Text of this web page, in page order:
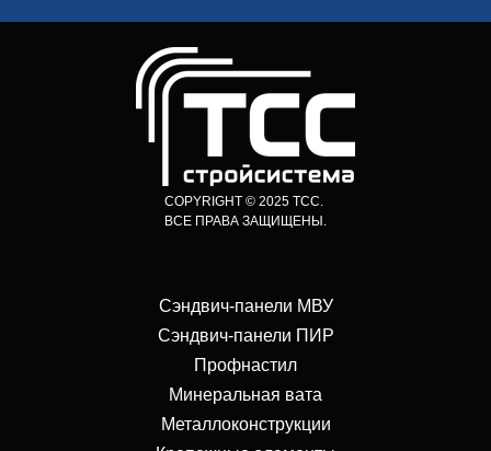
COPYRIGHT © 2025 ТСС.
ВСЕ ПРАВА ЗАЩИЩЕНЫ.
Сэндвич-панели МВУ
Сэндвич-панели ПИР
Профнастил
Минеральная вата
Металлоконструкции